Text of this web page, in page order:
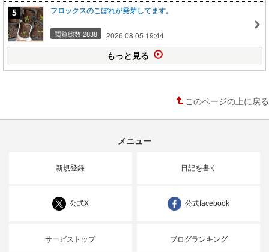
フロックスのこぼれが発芽してます。
閲覧総数 2838 2026.08.05 19:44
もっと見る
このページの上に戻る
メニュー
新規登録 日記を書く
公式X 公式facebook
サービストップ ブログランキング